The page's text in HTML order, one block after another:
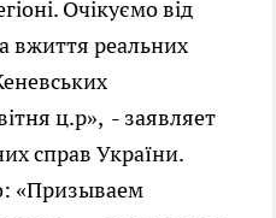
Очікуємо від
вжиття реальних
ц.р», - заявляет
справ України.
«Призываем